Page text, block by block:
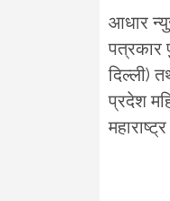
आधार
पत्रकार
दिल्ली)
प्रदेश